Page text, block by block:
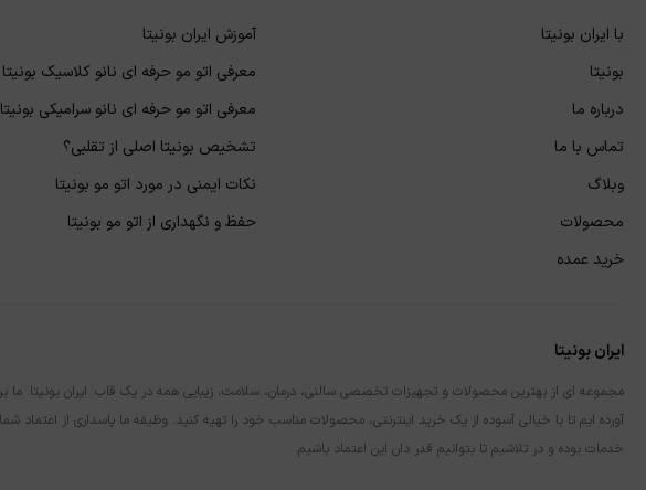
با ایران بونیتا
بونیتا
درباره ما
تماس با ما
وبلاگ
محصولات
خرید عمده
آموزش ایران بونیتا
معرفی اتو مو حرفه ای نانو کلاسیک بونیتا
معرفی اتو مو حرفه ای نانو سرامیکی بونیتا
تشخیص بونیتا اصلی از تقلبی؟
نکات ایمنی در مورد اتو مو بونیتا
حفظ و نگهداری از اتو مو بونیتا
ایران بونیتا
مجموعه ای از بهترین محصولات و تجهیزات تخصصی سالنی، درمان، سلامت، زیبایی همه در یک قاب. ایران بونیتا. ما
آورده ایم تا با خیالی آسوده از یک خرید اینترنتی، محصولات مناسب خود را تهیه کنید. وظیفه ما پاسداری از اعتماد
خدمات بوده و در تلاشیم تا بتوانیم قدر دان این اعتماد باشیم.